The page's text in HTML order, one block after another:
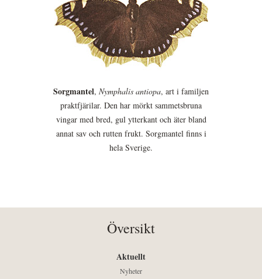
Sorgmantel, Nymphalis antiopa, art i familjen
praktfjärilar. Den har mörkt sammetsbruna
vingar med bred, gul ytterkant och äter bland
annat sav och rutten frukt. Sorgmantel finns i
hela Sverige.
Översikt
Aktuellt
Nyheter